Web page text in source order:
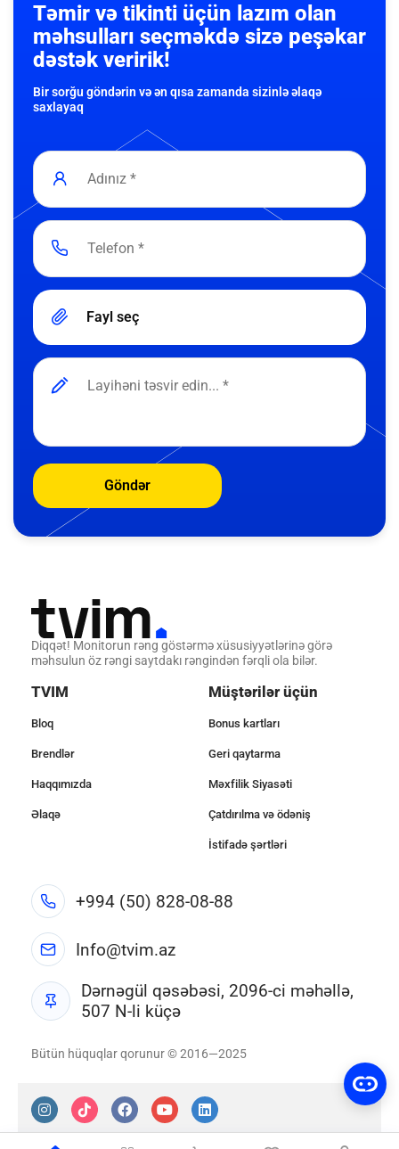
Təmir və tikinti üçün lazım olan
məhsulları seçməkdə sizə peşəkar
dəstək veririk!
Bir sorğu göndərin və ən qısa zamanda sizinlə əlaqə
saxlayaq
Fayl seç
Göndər
Diqqət! Monitorun rəng göstərmə xüsusiyyətlərinə görə
məhsulun öz rəngi saytdakı rəngindən fərqli ola bilər.
TVIM
Bloq
Brendlər
Haqqımızda
Əlaqə
Müştərilər üçün
Bonus kartları
Geri qaytarma
Məxfilik Siyasəti
Çatdırılma və ödəniş
İstifadə şərtləri
+994 (50) 828-08-88
Info@tvim.az
Dərnəgül qəsəbəsi, 2096-ci məhəllə,
507 N-li küçə
Bütün hüquqlar qorunur © 2016—2025